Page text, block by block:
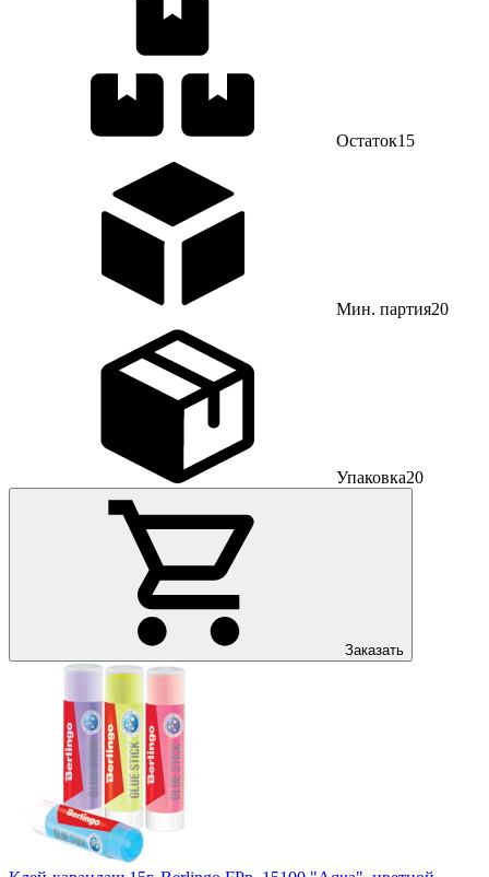
Остаток15
Мин. партия20
Упаковка20
Заказать